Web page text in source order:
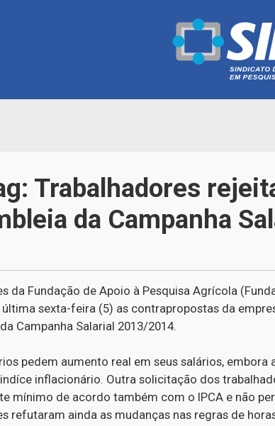
Trabalhadores
da Campanha
da Fundação de Apoio à Pesquisa Agrícola
sexta-feira (5) as contrapropostas da
Campanha Salarial 2013/2014.
pedem aumento real em seus salários, embora
inflacionário. Outra solicitação dos
mínimo de acordo também com o IPCA e não
refutaram ainda as mudanças nas regras de